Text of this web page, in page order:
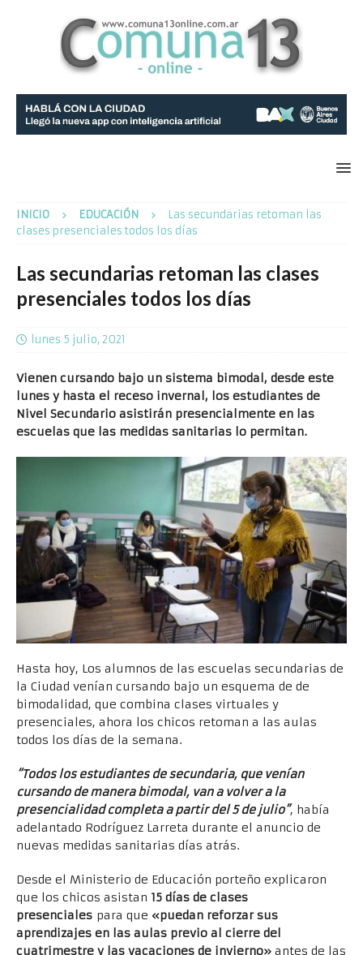
INICIO EDUCACIÓN
Las secundarias retoman las
clases presenciales todos los días
Las secundarias retoman las clases
presenciales todos los días
lunes 5 julio, 2021
Vienen cursando bajo un sistema bimodal, desde este
lunes y hasta el receso invernal, los estudiantes de
Nivel Secundario asistirán presencialmente en las
escuelas que las medidas sanitarias lo permitan.
Hasta hoy, Los alumnos de las escuelas secundarias de
la Ciudad venían cursando bajo un esquema de de
bimodalidad, que combina clases virtuales y
presenciales, ahora los chicos retoman a las aulas
todos los días de la semana.
“Todos los estudiantes de secundaria, que venían
cursando de manera bimodal, van a volver a la
presencialidad completa a partir del 5 de julio”, había
adelantado Rodríguez Larreta durante el anuncio de
nuevas medidas sanitarias días atrás.
Desde el Ministerio de Educación porteño explicaron
que los chicos asistan 15 días de clases
presenciales para que «puedan reforzar sus
aprendizajes en las aulas previo al cierre del
cuatrimestre y las vacaciones de invierno» antes de las